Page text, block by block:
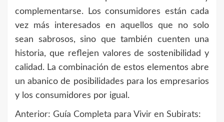
complementarse. Los consumidores están cada
vez más interesados en aquellos que no solo
sean sabrosos, sino que también cuenten una
historia, que reflejen valores de sostenibilidad y
calidad. La combinación de estos elementos abre
un abanico de posibilidades para los empresarios
y los consumidores por igual.
Navegación
Anterior: Guía Completa para Vivir en Subirats: